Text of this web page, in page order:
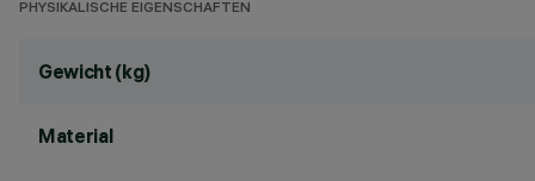
PHYSIKALISCHE EIGENSCHAFTEN
Gewicht (kg)
Material